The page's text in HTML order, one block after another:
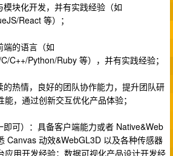
块化开发，并有实践经验（如
React 等）；
端的语言（如
C++/Python/Ruby 等），并有实践经验；
热情，良好的团队协作能力，提升团队研
，通过创新交互优化产品体验；
可）：具备客户端能力或者 Native&Web
Canvas 动效&WebGL3D 以及各种传感器
应用开发经验；数据可视化产品设计开发经